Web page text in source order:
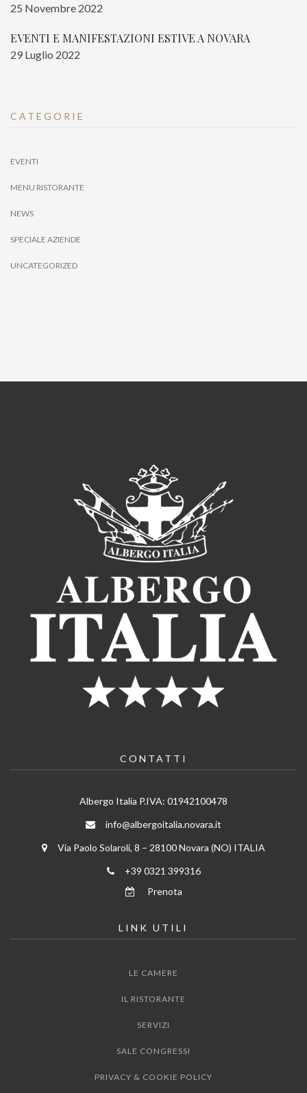
25 Novembre 2022
EVENTI E MANIFESTAZIONI ESTIVE A NOVARA
29 Luglio 2022
CATEGORIE
EVENTI
MENU RISTORANTE
NEWS
SPECIALE AZIENDE
UNCATEGORIZED
CONTATTI
Albergo Italia P.IVA: 01942100478
info@albergoitalia.novara.it
Via Paolo Solaroli, 8 – 28100 Novara (NO) ITALIA
+39 0321 399316
Prenota
LINK UTILI
LE CAMERE
IL RISTORANTE
SERVIZI
SALE CONGRESSI
PRIVACY & COOKIE POLICY